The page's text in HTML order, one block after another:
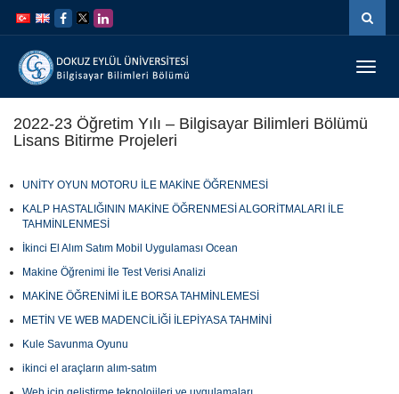
atla
Navigasyona
atla
2022-23 Öğretim Yılı – Bilgisayar Bilimleri Bölümü
Lisans Bitirme Projeleri
UNİTY OYUN MOTORU İLE MAKİNE ÖĞRENMESİ
KALP HASTALIĞININ MAKİNE ÖĞRENMESİ ALGORİTMALARI İLE
TAHMİNLENMESİ
İkinci El Alım Satım Mobil Uygulaması Ocean
Makine Öğrenimi İle Test Verisi Analizi
MAKİNE ÖĞRENİMİ İLE BORSA TAHMİNLEMESİ
METİN VE WEB MADENCİLİĞİ İLEPİYASA TAHMİNİ
Kule Savunma Oyunu
ikinci el araçların alım-satım